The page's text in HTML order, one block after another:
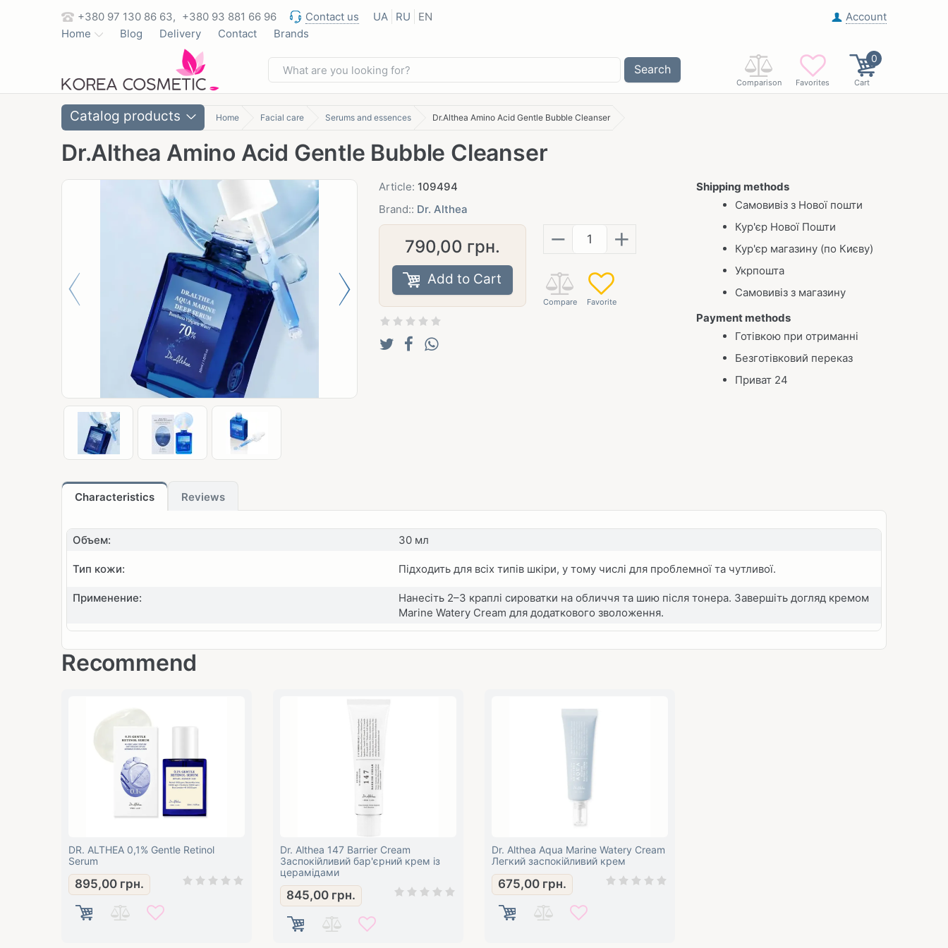
+380 97 130 86 63, +380 93 881 66 96 Contact us UA RU EN
Account
Home
Blog Delivery Contact Brands
0
Cart
Favorites
Comparison
Search
Catalog products Home Facial care Serums and essences Dr.Althea Amino Acid Gentle Bubble Cleanser
Dr.Althea Amino Acid Gentle Bubble Cleanser
Article: 109494
Brand:: Dr. Althea
790,00 грн.
Add to Cart
− +
Shipping methods
Самовивіз з Нової пошти
Кур'єр Нової Пошти
Кур'єр магазину (по Києву)
Укрпошта
Самовивіз з магазину
Payment methods
Готівкою при отриманні
Безготівковий переказ
Приват 24
Characteristics Reviews
Объем: 30 мл
Тип кожи: Підходить для всіх типів шкіри, у тому числі для проблемної та чутливої.
Применение:
Нанесіть 2–3 краплі сироватки на обличчя та шию після тонера. Завершіть догляд кремом
Marine Watery Cream для додаткового зволоження.
Recommend
DR. ALTHEA 0,1% Gentle Retinol
Serum
895,00 грн.
Dr. Althea 147 Barrier Cream
Заспокійливий бар'єрний крем із
церамідами
845,00 грн.
Dr. Althea Aqua Marine Watery Cream
Легкий заспокійливий крем
675,00 грн.